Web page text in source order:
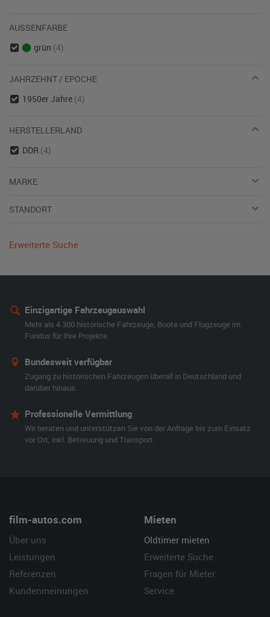
AUSSENFARBE
grün (4)
JAHRZEHNT / EPOCHE
1950er Jahre (4)
HERSTELLERLAND
DDR (4)
MARKE
STANDORT
Erweiterte Suche
Einzigartige Fahrzeugauswahl
Mehr als 4.300 historische Fahrzeuge, Boote und Flugzeuge im
Fundus für Ihre Projekte.
Bundesweit verfügbar
Zugang zu historischen Fahrzeugen überall in Deutschland und
darüber hinaus.
Professionelle Vermittlung
Wir beraten und unterstützen Sie von der Anfrage bis zum Einsatz
vor Ort, inkl. Betreuung und Transport.
film-autos.com
Über uns
Leistungen
Referenzen
Kundenmeinungen
Mieten
Oldtimer mieten
Erweiterte Suche
Fragen für Mieter
Service